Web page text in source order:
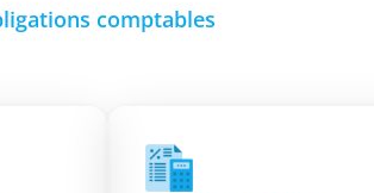
comptables